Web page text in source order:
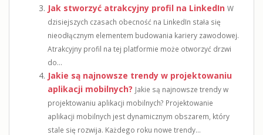
Jak stworzyć atrakcyjny profil na LinkedIn W
dzisiejszych czasach obecność na LinkedIn stała się
nieodłącznym elementem budowania kariery zawodowej.
Atrakcyjny profil na tej platformie może otworzyć drzwi
do...
Jakie są najnowsze trendy w projektowaniu
aplikacji mobilnych? Jakie są najnowsze trendy w
projektowaniu aplikacji mobilnych? Projektowanie
aplikacji mobilnych jest dynamicznym obszarem, który
stale się rozwija. Każdego roku nowe trendy...